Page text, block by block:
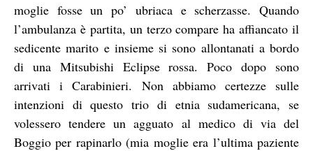
moglie fosse un po’ ubriaca e scherzasse. Quando
l’ambulanza è partita, un terzo compare ha affiancato il
sedicente marito e insieme si sono allontanati a bordo
di una Mitsubishi Eclipse rossa. Poco dopo sono
arrivati i Carabinieri. Non abbiamo certezze sulle
intenzioni di questo trio di etnia sudamericana, se
volessero tendere un agguato al medico di via del
Boggio per rapinarlo (mia moglie era l’ultima paziente